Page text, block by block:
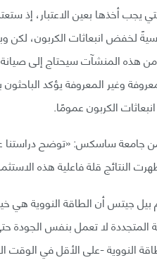
يجب أخذها بعين الاعتبار، إذ
لخفض انبعاثات الكربون،
هذه المنشآت سيحتاج إلى
وغير المعروفة يؤكد الباحثون
الكربون عمومًا.
جامعة ساسكس: «توضح دراستنا
قلة فاعلية هذه
بيل جيتس أن الطاقة النووية هي
النووية -على الأقل في